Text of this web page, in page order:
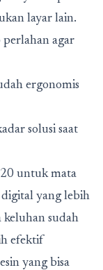
layar lain.
agar
ergonomis
solusi saat
untuk mata
yang lebih
keluhan sudah
efektif
yang bisa